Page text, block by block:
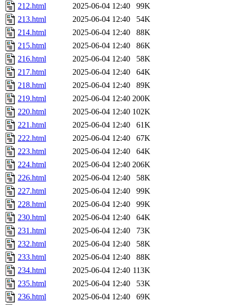
212.html
2025-06-04 12:40
99K
213.html
2025-06-04 12:40
54K
214.html
2025-06-04 12:40
88K
215.html
2025-06-04 12:40
86K
216.html
2025-06-04 12:40
58K
217.html
2025-06-04 12:40
64K
218.html
2025-06-04 12:40
89K
219.html
2025-06-04 12:40 200K
220.html
2025-06-04 12:40 102K
221.html
2025-06-04 12:40
61K
222.html
2025-06-04 12:40
67K
223.html
2025-06-04 12:40
64K
224.html
2025-06-04 12:40 206K
226.html
2025-06-04 12:40
58K
227.html
2025-06-04 12:40
99K
228.html
2025-06-04 12:40
99K
230.html
2025-06-04 12:40
64K
231.html
2025-06-04 12:40
73K
232.html
2025-06-04 12:40
58K
233.html
2025-06-04 12:40
88K
234.html
2025-06-04 12:40 113K
235.html
2025-06-04 12:40
53K
236.html
2025-06-04 12:40
69K